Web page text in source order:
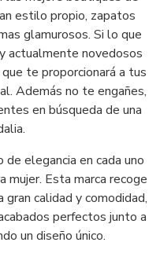
estilo propio, zapatos
glamurosos. Si lo que
actualmente novedosos
te proporcionará a tus
Además no te engañes,
en búsqueda de una
de elegancia en cada uno
mujer. Esta marca recoge
gran calidad y comodidad,
perfectos junto a
un diseño único.